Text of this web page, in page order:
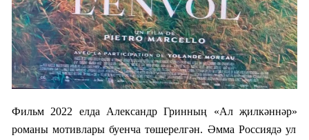
Фильм 2022 елда Александр Гринның «Ал җилкәннәр»
романы мотивлары буенча төшерелгән. Әмма Россиядә ул